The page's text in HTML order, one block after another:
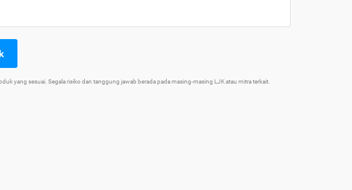
yang sesuai. Segala risiko dan tanggung jawab berada pada masing-masing LJK atau mitra terkait.